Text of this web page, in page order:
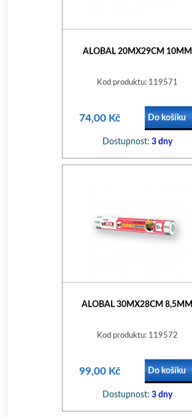
ALOBAL 20MX29CM 10ΜM
Kod produktu: 119571
74,00 Kč Do košíku
Dostupnost: 3 dny
ALOBAL 30MX28CM 8,5ΜM
Kod produktu: 119572
99,00 Kč Do košíku
Dostupnost: 3 dny